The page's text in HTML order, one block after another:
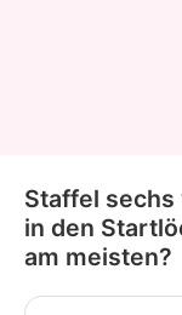
Staffel
in den
am meisten?